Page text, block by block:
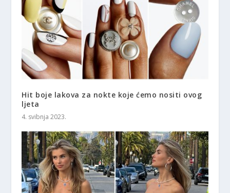
Hit boje lakova za nokte koje ćemo nositi ovog
ljeta
4. svibnja 2023.